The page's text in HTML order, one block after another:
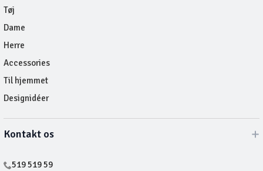
Tøj
Dame
Herre
Accessories
Til hjemmet
Designidéer
Kontakt os
519 519 59